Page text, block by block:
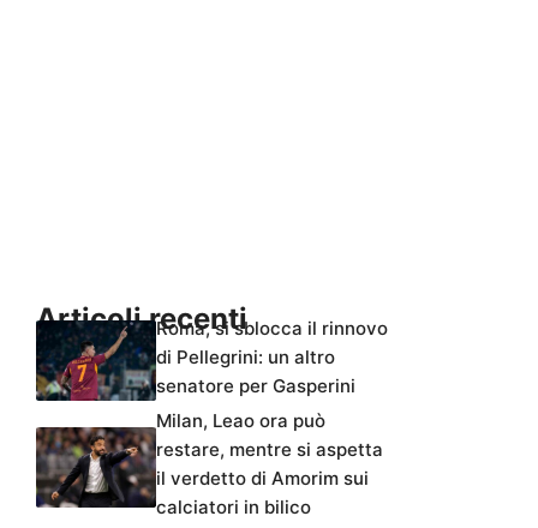
Articoli recentiRoma, si sblocca il rinnovo
di Pellegrini: un altro
senatore per Gasperini
Milan, Leao ora può
restare, mentre si aspetta
il verdetto di Amorim sui
calciatori in bilico